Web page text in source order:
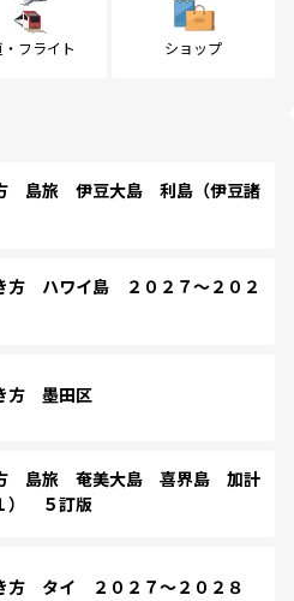
フライト ショップ
島旅 伊豆大島 利島（伊豆諸
方 ハワイ島 ２０２７～２０２
方 墨田区
島旅 奄美大島 喜界島 加計
） ５訂版
方 タイ ２０２７～２０２８